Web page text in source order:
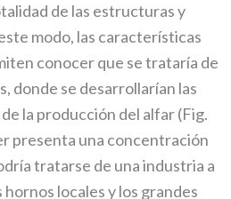
de las estructuras y
modo, las características
conocer que se trataría de
donde se desarrollarían las
la producción del alfar (Fig.
presenta una concentración
tratarse de una industria a
locales y los grandes